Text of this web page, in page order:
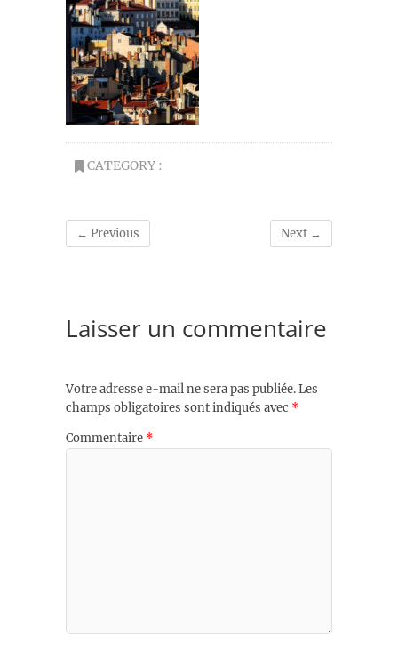
CATEGORY :
← Previous Next →
Laisser un commentaire
Votre adresse e-mail ne sera pas publiée.Les
champs obligatoires sont indiqués avec *
Commentaire *